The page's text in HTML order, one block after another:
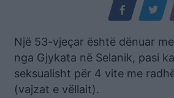
Një 53-vjeçar është dënuar
nga Gjykata në Selanik, pasi
seksualisht për 4 vite me
(vajzat e vëllait).